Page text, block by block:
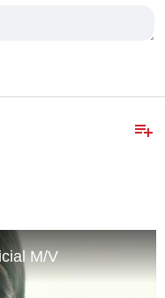
playlist_add
M/V